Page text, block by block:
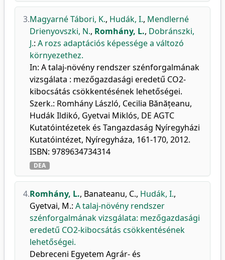
3.Magyarné Tábori, K., Hudák, I., Mendlerné
Drienyovszki, N., Romhány, L., Dobránszki,
J.: A rozs adaptációs képessége a változó
környezethez.
In: A talaj-növény rendszer szénforgalmának
vizsgálata : mezőgazdasági eredetű CO2-
kibocsátás csökkentésének lehetőségei.
Szerk.: Romhány László, Cecilia Bănățeanu,
Hudák Ildikó, Gyetvai Miklós, DE AGTC
Kutatóintézetek és Tangazdaság Nyíregyházi
Kutatóintézet, Nyíregyháza, 161-170, 2012.
ISBN: 9789634734314
DEA
4.Romhány, L., Banateanu, C., Hudák, I.,
Gyetvai, M.: A talaj-növény rendszer
szénforgalmának vizsgálata: mezőgazdasági
eredetű CO2-kibocsátás csökkentésének
lehetőségei.
Debreceni Egyetem Agrár- és